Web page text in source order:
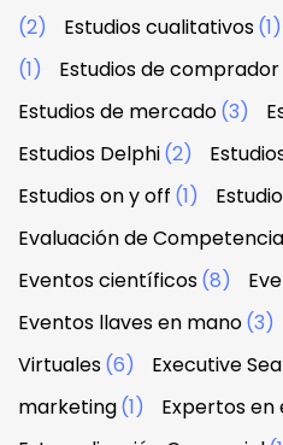
(2)
Estudios cualitativos(1)
(1)
Estudios de comprador
Estudios de mercado(3)
Estudios Delphi(2)
Estudios on y off (1)
Evaluación de
Eventos científicos(8)
Eventos llaves en mano(3)
Virtuales(6) Executive
marketing(1) Expertos en